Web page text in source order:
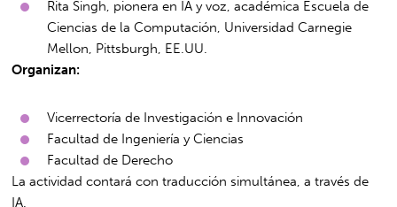
Rita Singh, pionera en IA y voz, académica Escuela de
Ciencias de la Computación, Universidad Carnegie
Mellon, Pittsburgh, EE.UU.
Organizan:
Vicerrectoría de Investigación e Innovación
Facultad de Ingeniería y Ciencias
Facultad de Derecho
La actividad contará con traducción simultánea, a través de
IA.